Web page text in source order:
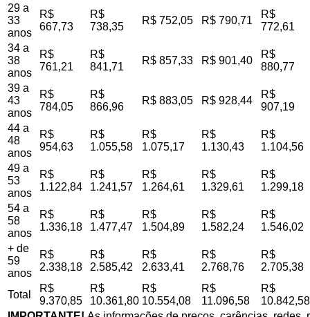
29 a
33
anos
R$
667,73
R$
738,35
R$ 752,05 R$ 790,71
R$
772,61
34 a
38
anos
R$
761,21
R$
841,71
R$ 857,33 R$ 901,40
R$
880,77
39 a
43
anos
R$
784,05
R$
866,96
R$ 883,05 R$ 928,44
R$
907,19
44 a
48
anos
R$
954,63
R$
1.055,58
R$
1.075,17
R$
1.130,43
R$
1.104,56
49 a
53
anos
R$
1.122,84
R$
1.241,57
R$
1.264,61
R$
1.329,61
R$
1.299,18
54 a
58
anos
R$
1.336,18
R$
1.477,47
R$
1.504,89
R$
1.582,24
R$
1.546,02
+ de
59
anos
R$
2.338,18
R$
2.585,42
R$
2.633,41
R$
2.768,76
R$
2.705,38
Total
R$
9.370,85
R$
10.361,80
R$
10.554,08
R$
11.096,58
R$
10.842,58